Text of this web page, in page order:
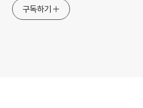
구독하기